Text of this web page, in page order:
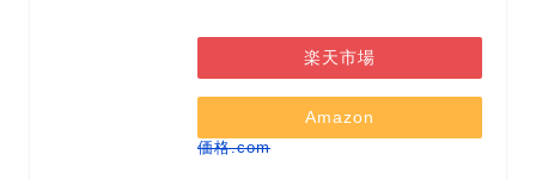
楽天市場
Amazon
価格.com